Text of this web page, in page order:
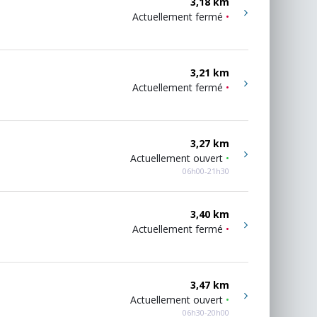
Actuellement fermé •
3,21 km
Actuellement fermé •
3,27 km
Actuellement ouvert •
06h00-21h30
3,40 km
Actuellement fermé •
3,47 km
Actuellement ouvert •
06h30-20h00